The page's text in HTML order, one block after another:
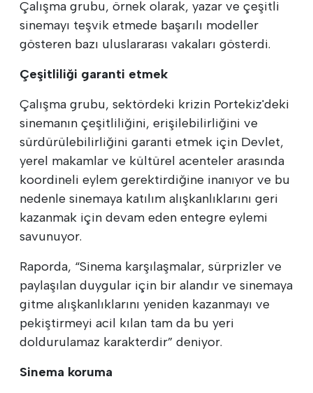
Çalışma grubu, örnek olarak, yazar ve çeşitli
sinemayı teşvik etmede başarılı modeller
gösteren bazı uluslararası vakaları gösterdi.
Çeşitliliği garanti etmek
Çalışma grubu, sektördeki krizin Portekiz'deki
sinemanın çeşitliliğini, erişilebilirliğini ve
sürdürülebilirliğini garanti etmek için Devlet,
yerel makamlar ve kültürel acenteler arasında
koordineli eylem gerektirdiğine inanıyor ve bu
nedenle sinemaya katılım alışkanlıklarını geri
kazanmak için devam eden entegre eylemi
savunuyor.
Raporda, “Sinema karşılaşmalar, sürprizler ve
paylaşılan duygular için bir alandır ve sinemaya
gitme alışkanlıklarını yeniden kazanmayı ve
pekiştirmeyi acil kılan tam da bu yeri
doldurulamaz karakterdir” deniyor.
Sinema koruma